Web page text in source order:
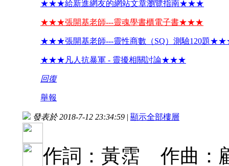
★★★給新進網友的網站文章瀏覽指南★★★
★★★張開基老師---靈魂學書櫃電子書★★★
★★★張開基老師---靈性商數（SQ）測驗120題
★★★凡人抗暴軍 - 靈擾相關討論★★★
回復
舉報
發表於 2018-7-12 23:34:59 | 顯示全部樓層
作詞：黃霑 作曲